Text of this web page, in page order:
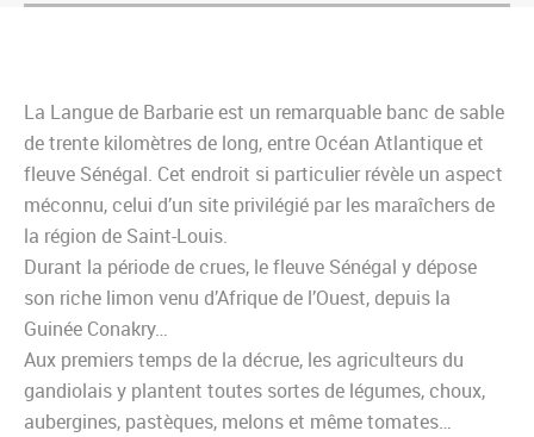
La Langue de Barbarie est un remarquable banc de sable
de trente kilomètres de long, entre Océan Atlantique et
fleuve Sénégal. Cet endroit si particulier révèle un aspect
méconnu, celui d’un site privilégié par les maraîchers de
la région de Saint-Louis.
Durant la période de crues, le fleuve Sénégal y dépose
son riche limon venu d’Afrique de l’Ouest, depuis la
Guinée Conakry…
Aux premiers temps de la décrue, les agriculteurs du
gandiolais y plantent toutes sortes de légumes, choux,
aubergines, pastèques, melons et même tomates…